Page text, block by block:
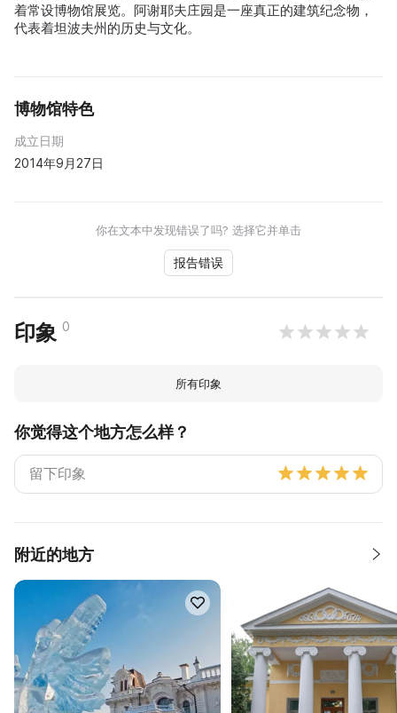
着常设博物馆展览。阿谢耶夫庄园是一座真正的建筑纪念物，
代表着坦波夫州的历史与文化。
博物馆特色
成立日期
2014年9月27日
你在文本中发现错误了吗? 选择它并单击
报告错误
印象 0
所有印象
你觉得这个地方怎么样？
附近的地方